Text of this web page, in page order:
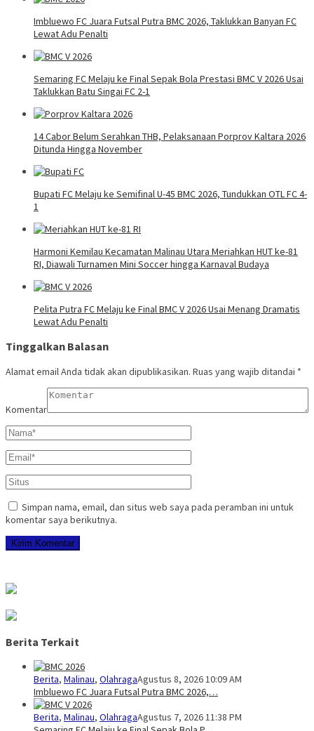
Imbluewo FC Juara Futsal Putra BMC 2026, Taklukkan Banyan FC
Lewat Adu Penalti
Semaring FC Melaju ke Final Sepak Bola Prestasi BMC V 2026 Usai
Taklukkan Batu Singai FC 2-1
14 Cabor Belum Serahkan THB, Pelaksanaan Porprov Kaltara 2026
Ditunda Hingga November
Bupati FC Melaju ke Semifinal U-45 BMC 2026, Tundukkan OTL FC 4-
1
Harmoni Kemilau Kecamatan Malinau Utara Meriahkan HUT ke-81
RI, Diawali Turnamen Mini Soccer hingga Karnaval Budaya
Pelita Putra FC Melaju ke Final BMC V 2026 Usai Menang Dramatis
Lewat Adu Penalti
Tinggalkan Balasan
Alamat email Anda tidak akan dipublikasikan. Ruas yang wajib ditandai *
Komentar
Simpan nama, email, dan situs web saya pada peramban ini untuk
komentar saya berikutnya.
Berita Terkait
Berita, Malinau, OlahragaAgustus 8, 2026 10:09 AM
Imbluewo FC Juara Futsal Putra BMC 2026,…
Berita, Malinau, OlahragaAgustus 7, 2026 11:38 PM